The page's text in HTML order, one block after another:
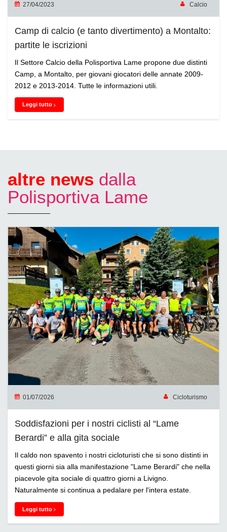
27/04/2023 Calcio
Camp di calcio (e tanto divertimento) a Montalto:
partite le iscrizioni
Il Settore Calcio della Polisportiva Lame propone due distinti
Camp, a Montalto, per giovani giocatori delle annate 2009-
2012 e 2013-2014. Tutte le informazioni utili.
Leggi tutto
altre news dalla
Polisportiva Lame
01/07/2026 Cicloturismo
Soddisfazioni per i nostri ciclisti al “Lame
Berardi” e alla gita sociale
Il caldo non spavento i nostri cicloturisti che si sono distinti in
questi giorni sia alla manifestazione "Lame Berardi" che nella
piacevole gita sociale di quattro giorni a Livigno.
Naturalmente si continua a pedalare per l'intera estate.
Leggi tutto